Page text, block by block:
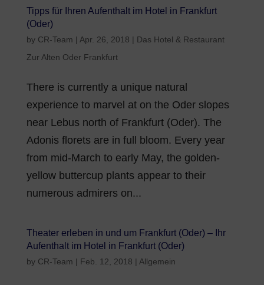
Tipps für Ihren Aufenthalt im Hotel in Frankfurt
(Oder)
by CR-Team | Apr. 26, 2018 | Das Hotel & Restaurant
Zur Alten Oder Frankfurt
There is currently a unique natural
experience to marvel at on the Oder slopes
near Lebus north of Frankfurt (Oder). The
Adonis florets are in full bloom. Every year
from mid-March to early May, the golden-
yellow buttercup plants appear to their
numerous admirers on...
Theater erleben in und um Frankfurt (Oder) – Ihr
Aufenthalt im Hotel in Frankfurt (Oder)
by CR-Team | Feb. 12, 2018 | Allgemein